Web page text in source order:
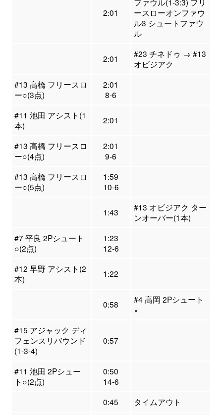
2:01
ースローオンファウ
ル3 シュートファウ
ル
2:01
#23 チネドゥ → #13
オビジアク
#13 高橋 フリースロ
ー○(3点)
2:01
8-6
#11 池田 アシスト(1
本)
2:01
#13 高橋 フリースロ
ー○(4点)
2:01
9-6
#13 高橋 フリースロ
ー○(5点)
1:59
10-6
1:43
#13 オビジアク ター
ンオーバー(1本)
#7 平良 2Pシュート
○(2点)
1:23
12-6
#12 早野 アシスト(2
本)
1:22
0:58
#4 高岡 2Pシュート
×
#15 アジャック ディ
フェンスリバウンド
(1-3-4)
0:57
#11 池田 2Pシュー
ト○(2点)
0:50
14-6
0:45
タイムアウト